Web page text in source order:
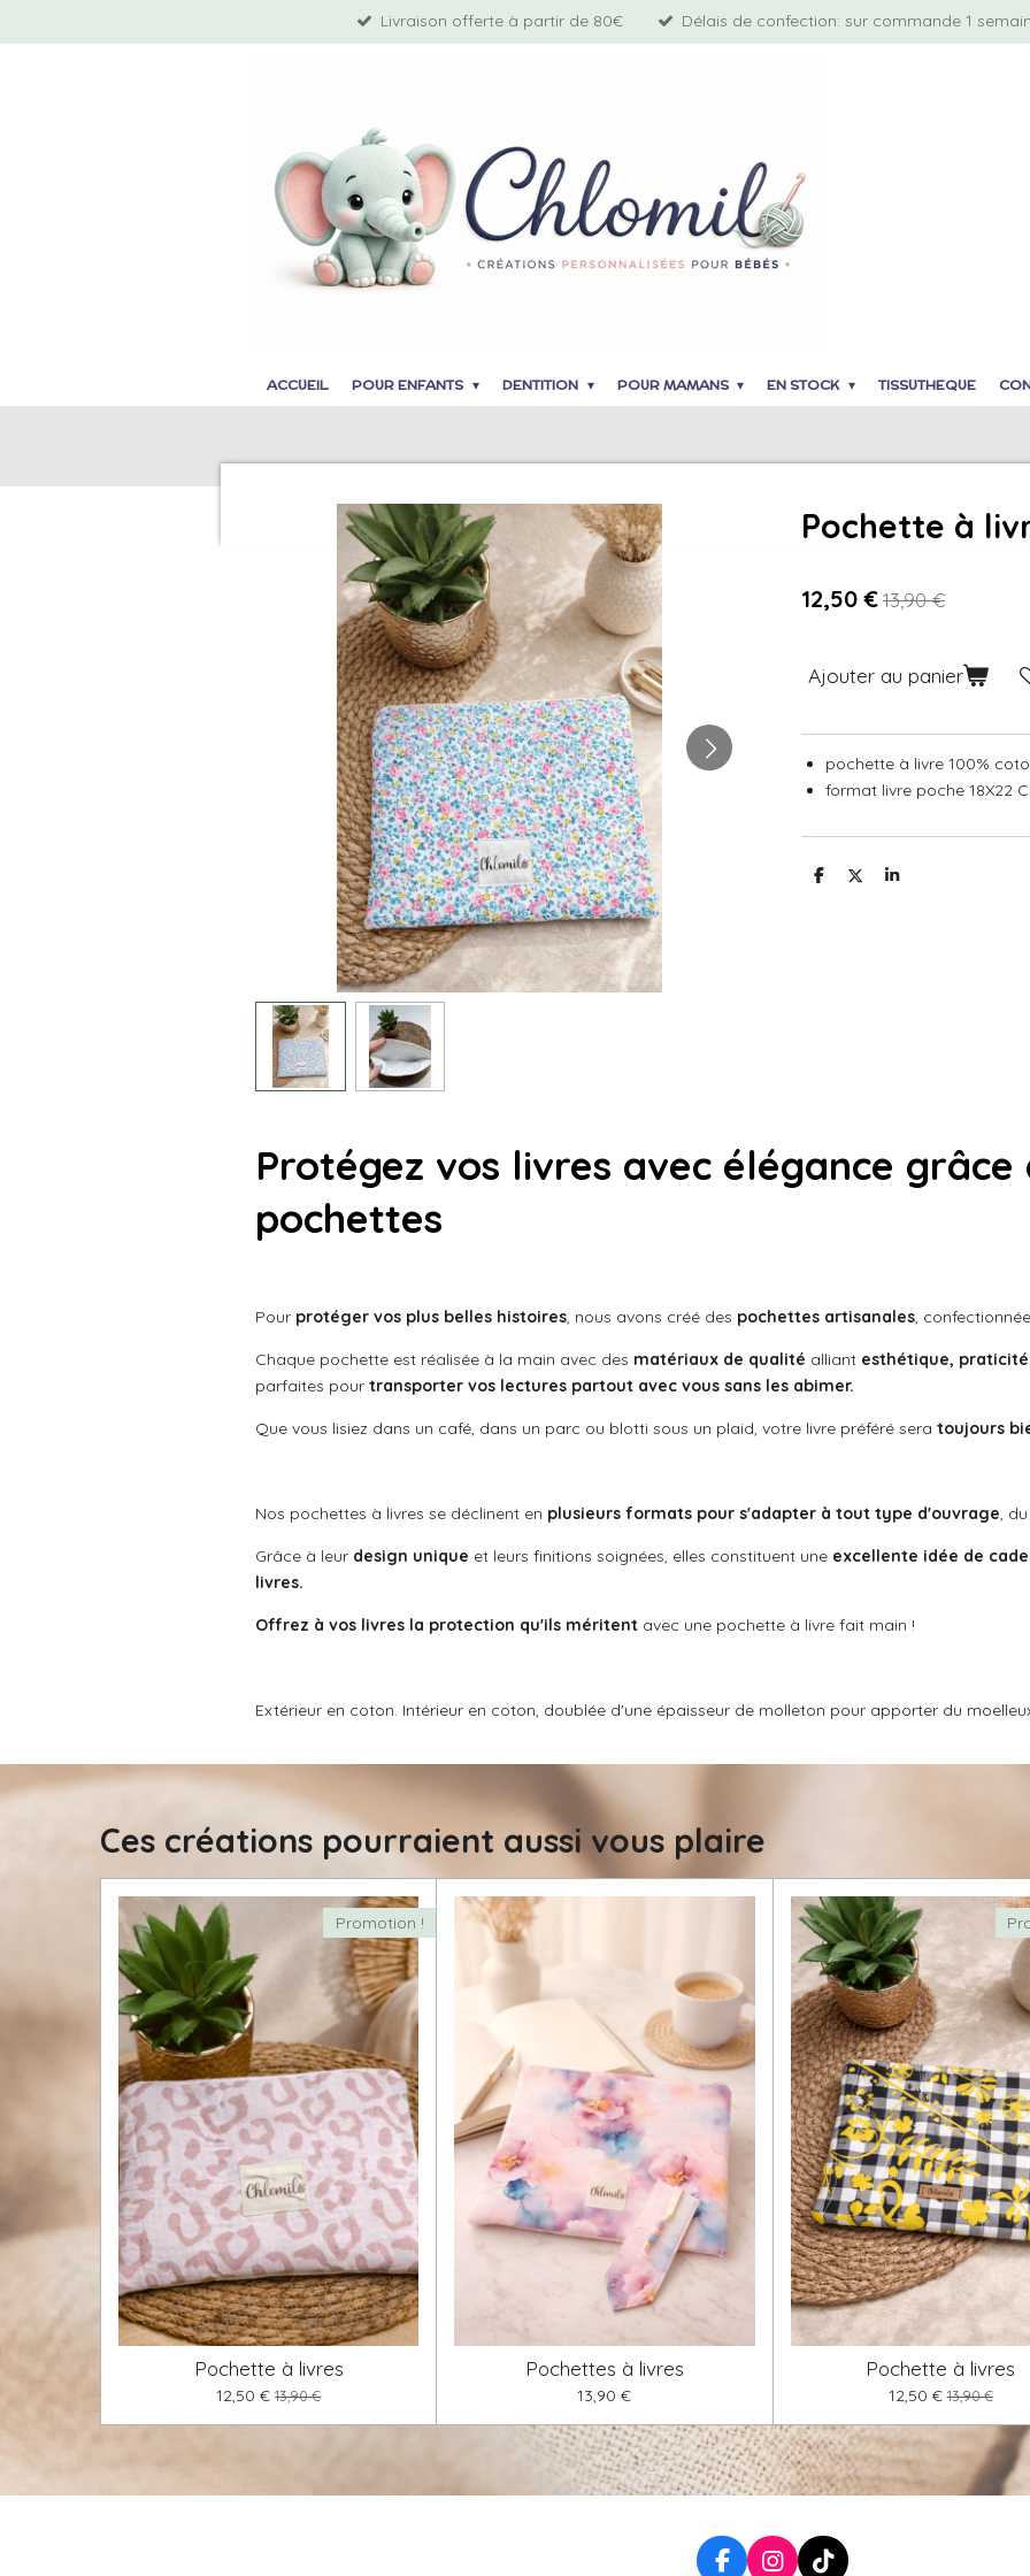
au
Livraison offerte à partir de 80€ Délais de confection: sur commande 1
ACCUEIL POUR ENFANTS DENTITION POUR MAMANS EN STOCK TISSUTHEQUE
Pochette à
12,50 €13,90 €
Ajouter au panier
pochette à livre 100%
format livre poche 18X22
P
P
P
Protégez vos livres avec élégance grâce
pochettes
Pour protéger vos plus belles histoires, nous avons créé des pochettes artisanales,
Chaque pochette est réalisée à la main avec des matériaux de qualité alliant esthétique,
parfaites pour transporter vos lectures partout avec vous sans les abimer.
Que vous lisiez dans un café, dans un parc ou blotti sous un plaid, votre livre préféré sera toujours
Nos pochettes à livres se déclinent en plusieurs formats pour s'adapter à tout type d'ouvrage,
Grâce à leur design unique et leurs finitions soignées, elles constituent une excellente idée de
livres.
Offrez à vos livres la protection qu'ils méritent avec une pochette à livre fait main !
Extérieur en coton. Intérieur en coton, doublée d'une épaisseur de molleton pour apporter du
Ces créations pourraient aussi vous plaire
Promotion !
Pochette à livres
12,50 € 13,90 €
Pochettes à livres
13,90 €
Pochette à livres
12,50 € 13,90 €
F I T